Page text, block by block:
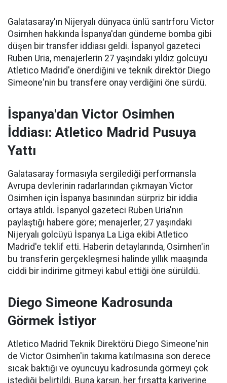
Galatasaray'ın Nijeryalı dünyaca ünlü santrforu Victor
Osimhen hakkında İspanya'dan gündeme bomba gibi
düşen bir transfer iddiası geldi. İspanyol gazeteci
Ruben Uria, menajerlerin 27 yaşındaki yıldız golcüyü
Atletico Madrid'e önerdiğini ve teknik direktör Diego
Simeone'nin bu transfere onay verdiğini öne sürdü.
İspanya'dan Victor Osimhen
İddiası: Atletico Madrid Pusuya
Yattı
Galatasaray formasıyla sergilediği performansla
Avrupa devlerinin radarlarından çıkmayan Victor
Osimhen için İspanya basınından sürpriz bir iddia
ortaya atıldı. İspanyol gazeteci Ruben Uria'nın
paylaştığı habere göre; menajerler, 27 yaşındaki
Nijeryalı golcüyü İspanya La Liga ekibi Atletico
Madrid'e teklif etti. Haberin detaylarında, Osimhen'in
bu transferin gerçekleşmesi halinde yıllık maaşında
ciddi bir indirime gitmeyi kabul ettiği öne sürüldü.
Diego Simeone Kadrosunda
Görmek İstiyor
Atletico Madrid Teknik Direktörü Diego Simeone'nin
de Victor Osimhen'in takıma katılmasına son derece
sıcak baktığı ve oyuncuyu kadrosunda görmeyi çok
istediği belirtildi. Buna karşın, her fırsatta kariyerine